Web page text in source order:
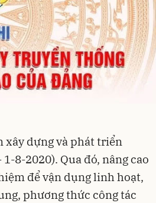
xây dựng và phát triển
8-2020). Qua đó, nâng cao
để vận dụng linh hoạt,
phương thức công tác